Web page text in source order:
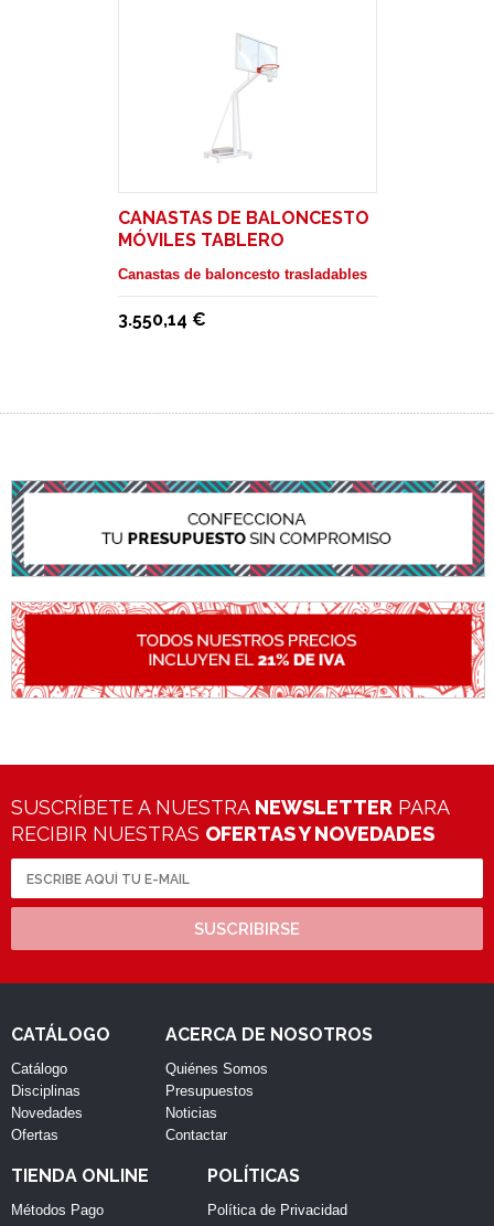
CANASTAS DE BALONCESTO
MÓVILES TABLERO
Canastas de baloncesto trasladables
3.550,14 €
SUSCRÍBETE A NUESTRA NEWSLETTER PARA
RECIBIR NUESTRAS OFERTAS Y NOVEDADES
SUSCRIBIRSE
CATÁLOGO
Catálogo
Disciplinas
Novedades
Ofertas
ACERCA DE NOSOTROS
Quiénes Somos
Presupuestos
Noticias
Contactar
TIENDA ONLINE
Métodos Pago
POLÍTICAS
Política de Privacidad